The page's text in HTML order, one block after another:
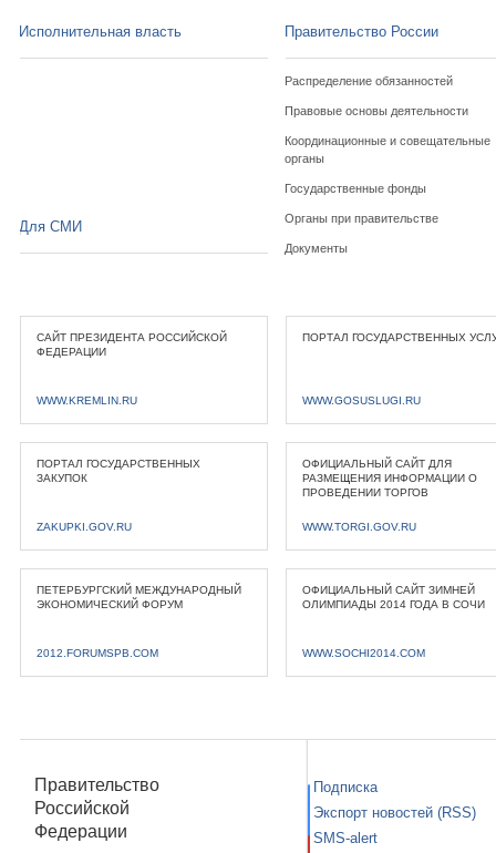
Исполнительная власть Правительство России
Распределение обязанностей
Правовые основы деятельности
Координационные и совещательные
органы
Государственные фонды
Органы при правительстве
Документы
Для СМИ
САЙТ ПРЕЗИДЕНТА РОССИЙСКОЙ
ФЕДЕРАЦИИ
WWW.KREMLIN.RU
ПОРТАЛ ГОСУДАРСТВЕННЫХ
WWW.GOSUSLUGI.RU
ПОРТАЛ ГОСУДАРСТВЕННЫХ
ЗАКУПОК
ZAKUPKI.GOV.RU
ОФИЦИАЛЬНЫЙ САЙТ ДЛЯ
РАЗМЕЩЕНИЯ ИНФОРМАЦИИ О
ПРОВЕДЕНИИ ТОРГОВ
WWW.TORGI.GOV.RU
ПЕТЕРБУРГСКИЙ МЕЖДУНАРОДНЫЙ
ЭКОНОМИЧЕСКИЙ ФОРУМ
2012.FORUMSPB.COM
ОФИЦИАЛЬНЫЙ САЙТ ЗИМНЕЙ
ОЛИМПИАДЫ 2014 ГОДА В СОЧИ
WWW.SOCHI2014.COM
Правительство
Российской
Федерации
Подписка
Экспорт новостей (RSS)
SMS-alert